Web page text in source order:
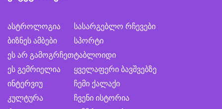
ასტროლოგია
ბიზნეს ამბები
ეს არ გამოგრჩეთ
ეს გემრიელია
ინტერვიუ
კულტურა
სასარგებლო რჩევები
სპორტი
ტაბლოიდი
ყველაფერი ბავშვებზე
ჩემი ქალაქი
ჩვენი ისტორია